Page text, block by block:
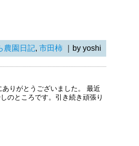
農園日記, 市田柿 ｜by yoshi
りがとうございました。 最近
のところです。引き続き頑張り